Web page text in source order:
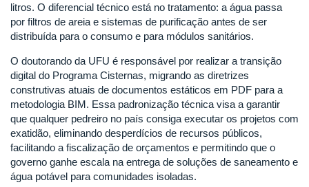
litros. O diferencial técnico está no tratamento: a água passa
por filtros de areia e sistemas de purificação antes de ser
distribuída para o consumo e para módulos sanitários.
O doutorando da UFU é responsável por realizar a transição
digital do Programa Cisternas, migrando as diretrizes
construtivas atuais de documentos estáticos em PDF para a
metodologia BIM. Essa padronização técnica visa a garantir
que qualquer pedreiro no país consiga executar os projetos com
exatidão, eliminando desperdícios de recursos públicos,
facilitando a fiscalização de orçamentos e permitindo que o
governo ganhe escala na entrega de soluções de saneamento e
água potável para comunidades isoladas.